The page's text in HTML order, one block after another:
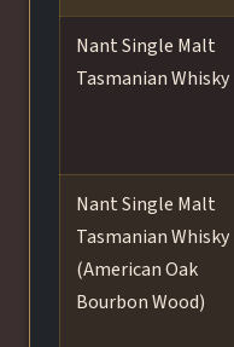
Nant Single Malt
Tasmanian Whisky
Nant Single Malt
Tasmanian Whisky
(American Oak
Bourbon Wood)